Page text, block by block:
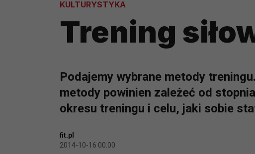
KULTURYSTYKA
Trening
Podajemy wybrane metody
metody powinien zależeć od
okresu treningu i celu, jaki sobie
fit.pl
2014-10-16 00:00